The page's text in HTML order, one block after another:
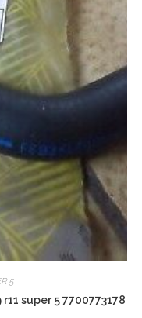
5
super 5 7700773178